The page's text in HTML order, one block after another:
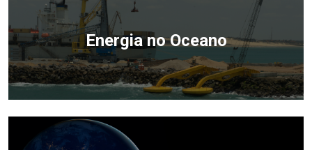
Energia no Oceano